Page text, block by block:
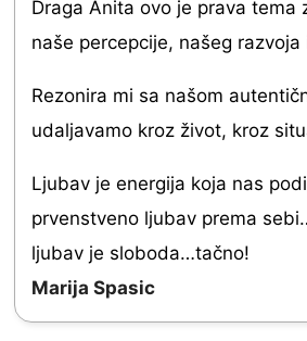
u
t
o
f
t
e
d
.
0
o
u
Draga Anita ovo je prava tema
naše percepcije, našeg razvoja
Rezonira mi sa našom
udaljavamo kroz život, kroz
Ljubav je energija koja nas
prvenstveno ljubav prema
ljubav je sloboda…tačno!
Marija Spasic